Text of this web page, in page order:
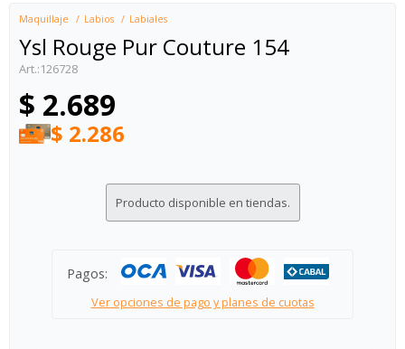
Maquillaje Labios Labiales
Ysl Rouge Pur Couture 154
126728
$ 2.689
$ 2.286
Producto disponible en tiendas.
Pagos:
Ver opciones de pago y planes de cuotas